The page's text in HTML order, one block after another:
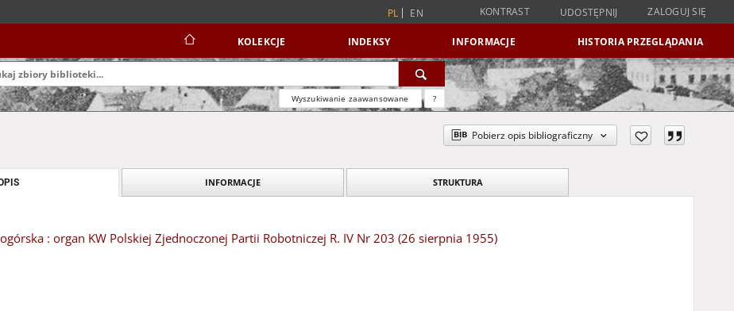
PL EN KONTRAST UDOSTĘPNIJ ZALOGUJ SIĘ
KOLEKCJE INDEKSY INFORMACJE HISTORIA PRZEGLĄDANIA
Wyszukiwanie zaawansowane ?
Pobierz opis bibliograficzny
INFORMACJE STRUKTURA
: organ KW Polskiej Zjednoczonej Partii Robotniczej R. IV Nr 203 (26 sierpnia 1955)